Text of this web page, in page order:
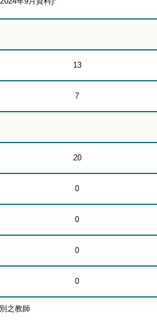
13
7
20
0
0
0
0
之教師